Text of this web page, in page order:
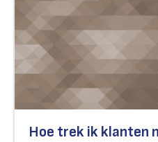
Hoe trek ik klanten